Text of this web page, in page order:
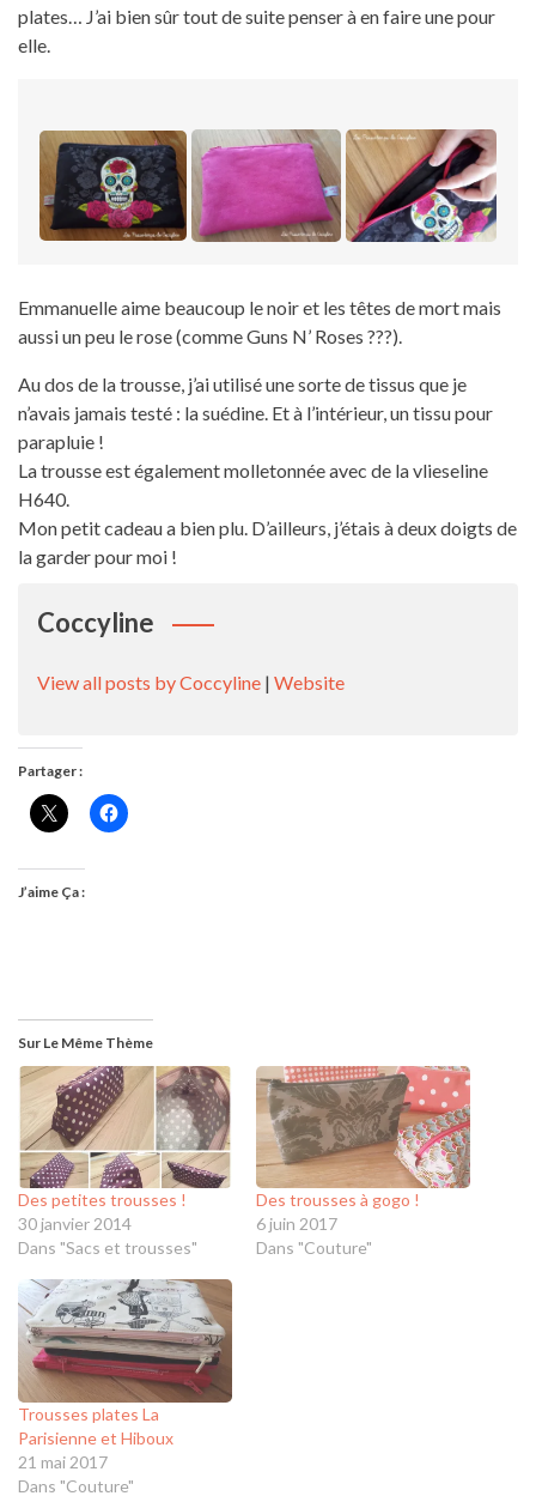
plates… J’ai bien sûr tout de suite penser à en faire une pour
elle.
Emmanuelle aime beaucoup le noir et les têtes de mort mais
aussi un peu le rose (comme Guns N’ Roses ???).
Au dos de la trousse, j’ai utilisé une sorte de tissus que je
n’avais jamais testé : la suédine. Et à l’intérieur, un tissu pour
parapluie !
La trousse est également molletonnée avec de la vlieseline
H640.
Mon petit cadeau a bien plu. D’ailleurs, j’étais à deux doigts de
la garder pour moi !
Coccyline
View all posts by Coccyline | Website
Partager :
J’aime Ça :
Sur Le Même Thème
Des petites trousses !
30 janvier 2014
Dans "Sacs et trousses"
Des trousses à gogo !
6 juin 2017
Dans "Couture"
Trousses plates La
Parisienne et Hiboux
21 mai 2017
Dans "Couture"